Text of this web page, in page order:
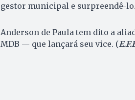
gestor municipal e surpreendê-lo.
Anderson de Paula tem dito a
MDB — que lançará seu vice. (